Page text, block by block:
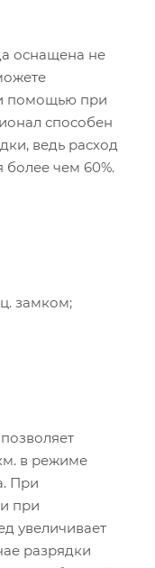
оснащена не
и помощью при
способен
ведь расход
более чем 60%.
замком;
в режиме
При
при
увеличивает
разрядки